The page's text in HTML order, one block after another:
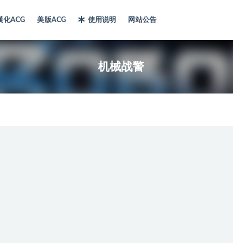
化ACG 美版ACG 使用说明 网站公告
机械战警